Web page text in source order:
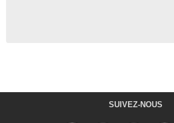
SUIVEZ-NOUS